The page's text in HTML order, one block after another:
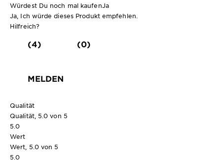
Würdest Du noch mal kaufenJa
Ja, Ich würde dieses Produkt empfehlen.
Hilfreich?
(4) (0)
MELDEN
Qualität
Qualität, 5.0 von 5
5.0
Wert
Wert, 5.0 von 5
5.0